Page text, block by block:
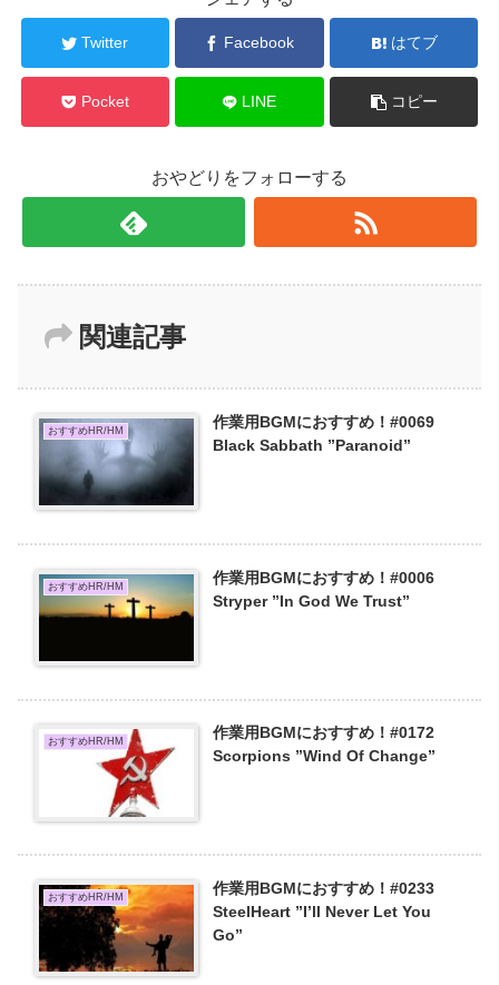
Twitter Facebook はてブ
Pocket LINE コピー
おやどりをフォローする
関連記事
おすすめHR/HM
作業用BGMにおすすめ！#0069
Black Sabbath ”Paranoid”
おすすめHR/HM
作業用BGMにおすすめ！#0006
Stryper ”In God We Trust”
おすすめHR/HM
作業用BGMにおすすめ！#0172
Scorpions ”Wind Of Change”
おすすめHR/HM
作業用BGMにおすすめ！#0233
SteelHeart ”I’ll Never Let You
Go”